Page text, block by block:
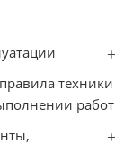
техники
работ